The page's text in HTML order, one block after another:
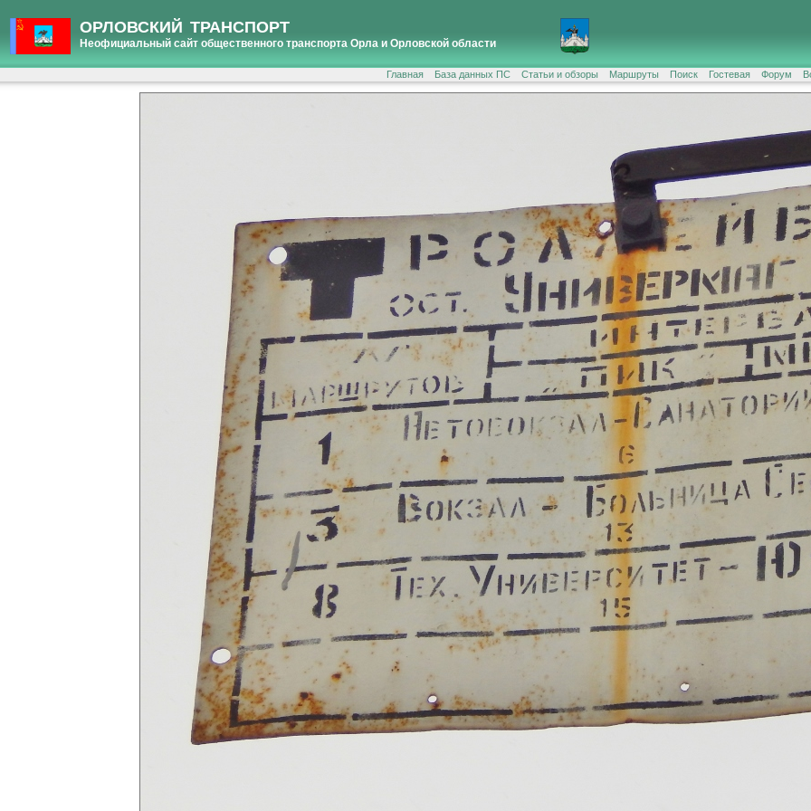
ОРЛОВСКИЙ ТРАНСПОРТ
Неофициальный сайт общественного транспорта Орла и Орловской области
Главная База данных ПС Статьи и обзоры Маршруты Поиск Гостевая Форум